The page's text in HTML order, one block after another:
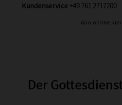
Kundenservice +49 761 2717200
Abo online
Der